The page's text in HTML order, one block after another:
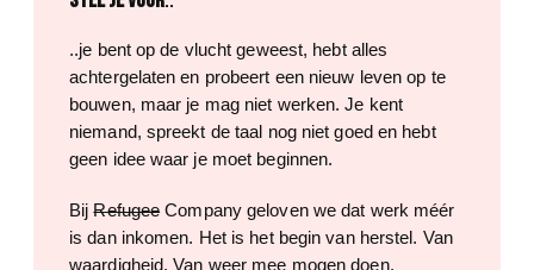
..je bent op de vlucht geweest, hebt alles
achtergelaten en probeert een nieuw leven op te
bouwen, maar je mag niet werken. Je kent
niemand, spreekt de taal nog niet goed en hebt
geen idee waar je moet beginnen.
BijRefugeeCompany geloven we dat werk méér
is dan inkomen. Het is het begin van herstel. Van
waardigheid. Van weer mee mogen doen.